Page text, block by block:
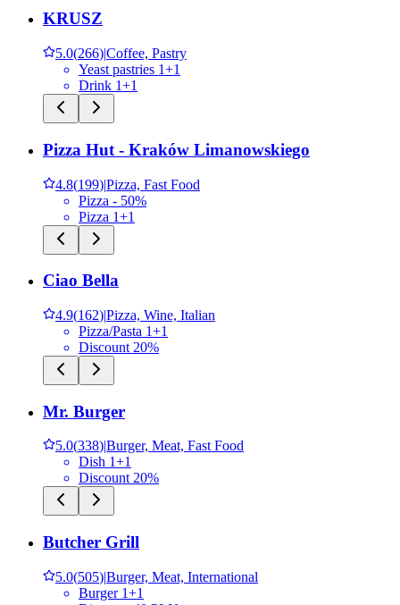
KRUSZ
5.0(266)|Coffee, Pastry
Yeast pastries 1+1
Drink 1+1
Pizza Hut - Kraków Limanowskiego
4.8(199)|Pizza, Fast Food
Pizza - 50%
Pizza 1+1
Ciao Bella
4.9(162)|Pizza, Wine, Italian
Pizza/Pasta 1+1
Discount 20%
Mr. Burger
5.0(338)|Burger, Meat, Fast Food
Dish 1+1
Discount 20%
Butcher Grill
5.0(505)|Burger, Meat, International
Burger 1+1